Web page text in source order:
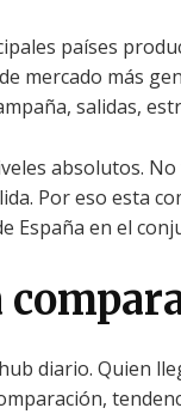
países
mercado más
salidas,
absolutos.
Por eso esta
España en el
diario. Quien